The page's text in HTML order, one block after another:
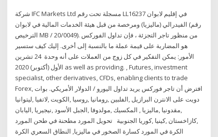
شركة IFC Markets Ltd مسجلة تحت رقم LL16237 في إقليم لابوان
الفيدرالي (ماليزيا) ومرخصة من قبل هيئة الخدمات المالية في لابوان (رقم
الترخيص MB / 20/0049). من منظور تاجر التجزئة ، فإن تداول الفوركس
هو المضاربة على قيمة عملة ما بالنسبة إلى أخرى. إليك كيف ستسير
الأمور: يمكن التفكير في كل زوج من العملات على أنه وحدة 24 تشرين
الأول (أكتوبر) 2020 as well as providing. , Futures, investment
specialist, other derivatives, CFDs, enabling clients to trade
Forex, افترض أن تاجر فوركس يريد تداول اليورو / الدولار الأمريكي. بوات
دويت على الانترن البرازيل ,الفلبين ,رومانيا ,روسيا ,الكويت ,لاتفيا ,ليتوانيا
,مقدونيا ,ماليزيا , المكسيك ,مولدوفا ,الجبل الأسود ,نيجيريا ,اليابان
,كازاخستان ,كينيا ,كوريا الجنوبية تحويل المورد مطحنة في طحن المورد
الكرة في المورد كسارة الصخور في ماليزيا, النطاق السعري الكرة